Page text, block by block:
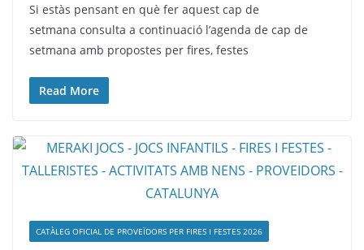
Si estàs pensant en què fer aquest cap de
setmana consulta a continuació l’agenda de cap de
setmana amb propostes per fires, festes
Read More
CATÀLEG OFICIAL DE PROVEÏDORS PER FIRES I FESTES 2026